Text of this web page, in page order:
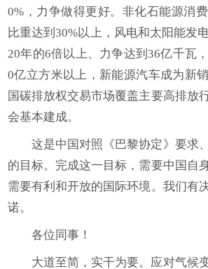
0%，力争做得更好。非化石能源消
比重达到30%以上，风电和太阳能发
20年的6倍以上、力争达到36亿千瓦
0亿立方米以上，新能源汽车成为新
国碳排放权交易市场覆盖主要高排放
会基本建成。
这是中国对照《巴黎协定》要求
的目标。完成这一目标，需要中国自
需要有利和开放的国际环境。我们有
诺。
各位同事！
大道至简，实干为要。应对气候